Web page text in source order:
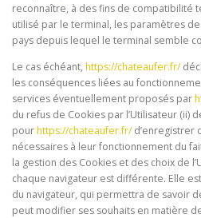
reconnaître, à des fins de compatibilité
utilisé par le terminal, les paramètres
pays depuis lequel le terminal semble
Le cas échéant, https://chateaufer.fr/
les conséquences liées au
services éventuellement proposés par
du refus de Cookies par l’Utilisateur (ii)
pourhttps://chateaufer.fr/d’enregistrer
nécessaires à leur fonctionnement du
la gestion des Cookies et des choix de
chaque navigateur est différente. Elle
du navigateur, qui permettra de savoir
peut modifier ses souhaits en matière